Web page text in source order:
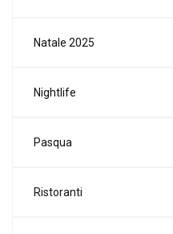
Natale 2025
Nightlife
Pasqua
Ristoranti